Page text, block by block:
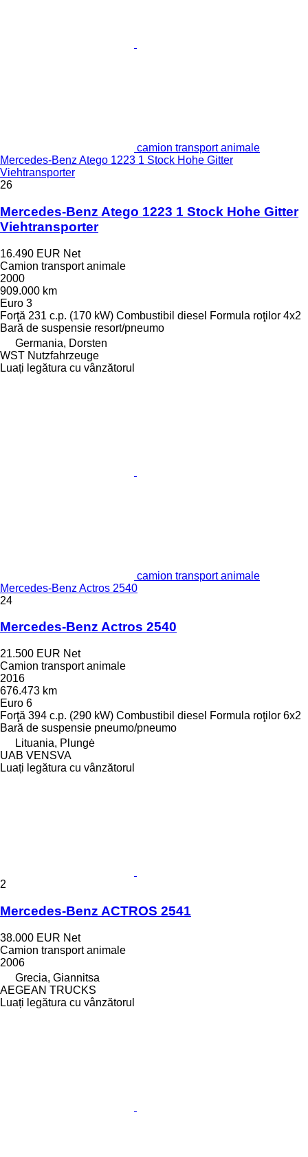
camion transport animale
Mercedes-Benz Atego 1223 1 Stock Hohe Gitter
Viehtransporter
26
Mercedes-Benz Atego 1223 1 Stock Hohe Gitter
Viehtransporter
16.490 EUR Net
Camion transport animale
2000
909.000 km
Euro 3
Forţă 231 c.p. (170 kW) Combustibil diesel Formula roţilor 4x2
Bară de suspensie resort/pneumo
Germania, Dorsten
WST Nutzfahrzeuge
Luați legătura cu vânzătorul
camion transport animale
Mercedes-Benz Actros 2540
24
Mercedes-Benz Actros 2540
21.500 EUR Net
Camion transport animale
2016
676.473 km
Euro 6
Forţă 394 c.p. (290 kW) Combustibil diesel Formula roţilor 6x2
Bară de suspensie pneumo/pneumo
Lituania, Plungė
UAB VENSVA
Luați legătura cu vânzătorul
2
Mercedes-Benz ACTROS 2541
38.000 EUR Net
Camion transport animale
2006
Grecia, Giannitsa
AEGEAN TRUCKS
Luați legătura cu vânzătorul